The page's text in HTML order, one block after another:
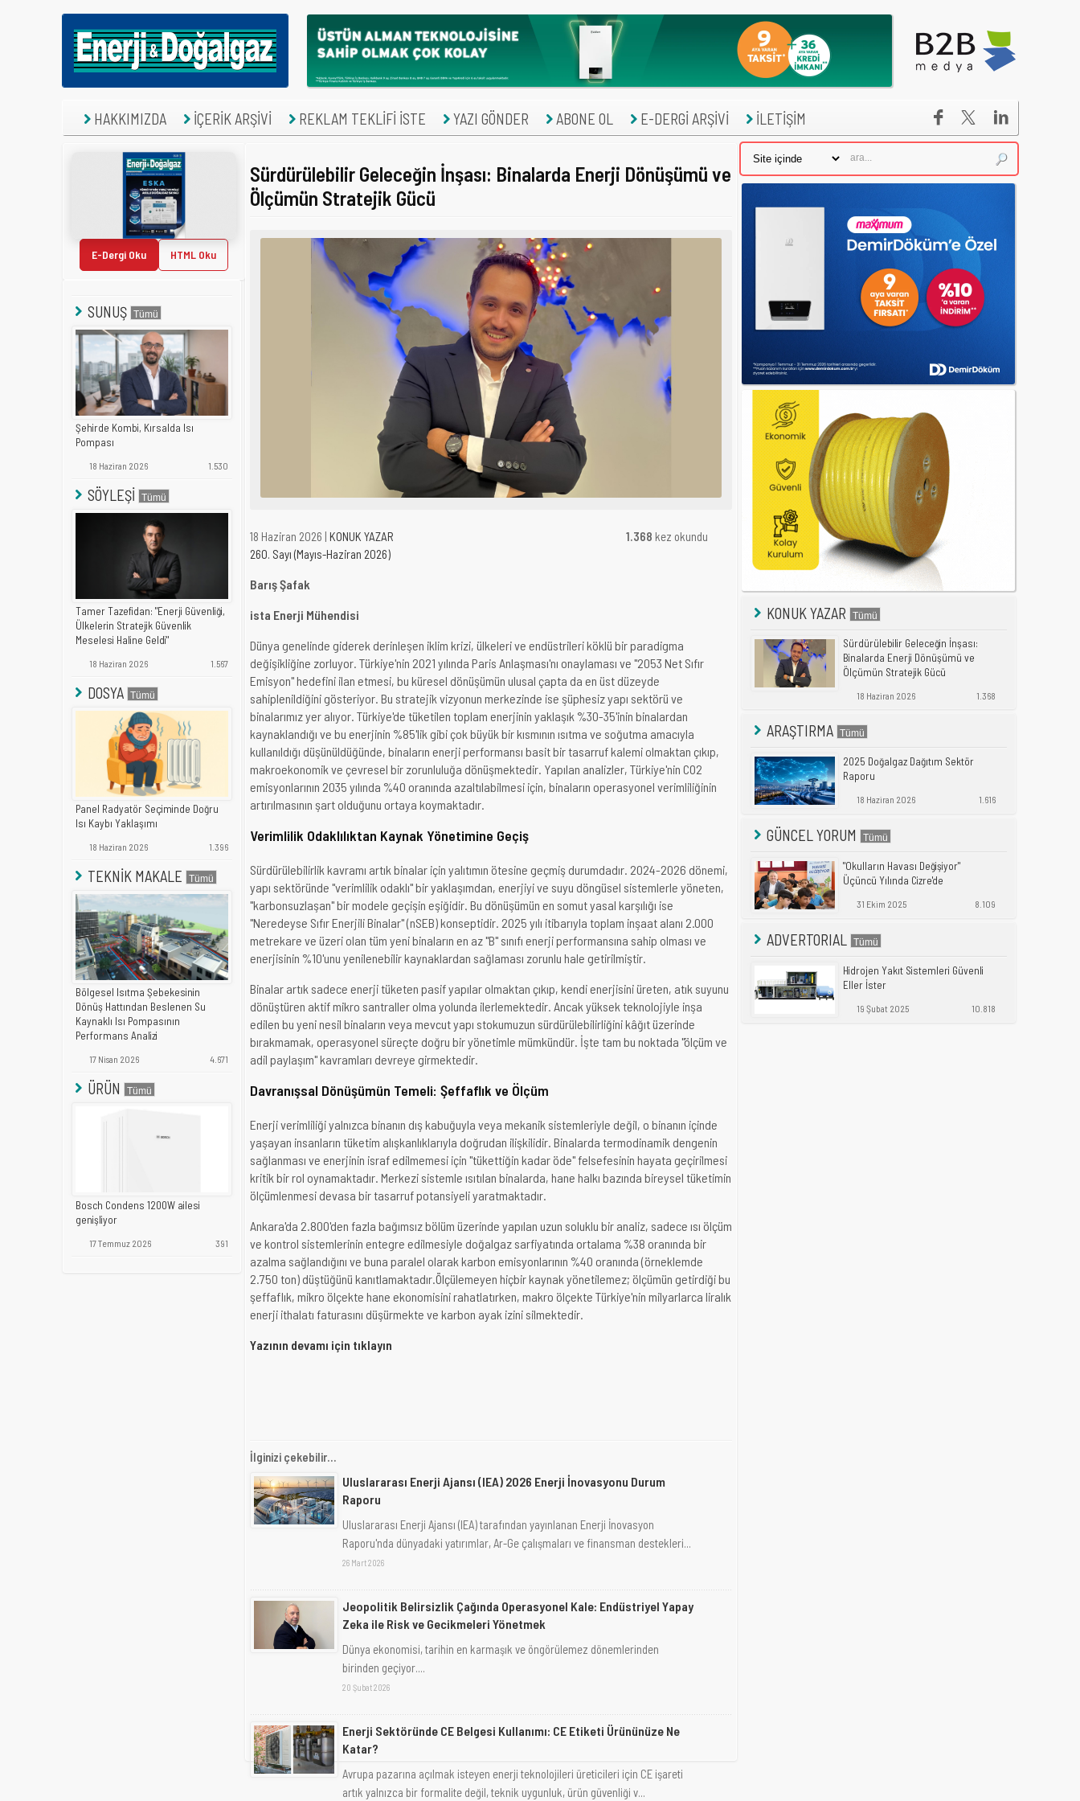
HAKKIMIZDA İÇERİK ARŞİVİ REKLAM TEKLİFİ İSTE YAZI GÖNDER ABONE OL E-DERGİ ARŞİVİ İLETİŞİM 

E-Dergi Oku HTML Oku
SUNUŞ
Şehirde Kombi, Kırsalda Isı
Pompası
18 Haziran 2026 1.530
SÖYLEŞİ
Tamer Tazefidan: "Enerji Güvenliği,
Ülkelerin Stratejik Güvenlik
Meselesi Haline Geldi"
18 Haziran 2026 1.567
DOSYA
Panel Radyatör Seçiminde Doğru
Isı Kaybı Yaklaşımı
18 Haziran 2026 1.396
TEKNİK MAKALE
Bölgesel Isıtma Şebekesinin
Dönüş Hattından Beslenen Su
Kaynaklı Isı Pompasının
Performans Analizi
17 Nisan 2026 4.671
ÜRÜN
Bosch Condens 1200W ailesi
genişliyor
17 Temmuz 2026 391
Sürdürülebilir Geleceğin İnşası: Binalarda Enerji Dönüşümü ve
Ölçümün Stratejik Gücü
18 Haziran 2026 | KONUK YAZAR
260. Sayı (Mayıs-Haziran 2026)
1.368 kez okundu
Barış Şafak
ista Enerji Mühendisi
Dünya genelinde giderek derinleşen iklim krizi, ülkeleri ve endüstrileri köklü bir paradigma
değişikliğine zorluyor. Türkiye'nin 2021 yılında Paris Anlaşması'nı onaylaması ve "2053 Net Sıfır
Emisyon" hedefini ilan etmesi, bu küresel dönüşümün ulusal çapta da en üst düzeyde
sahiplenildiğini gösteriyor. Bu stratejik vizyonun merkezinde ise şüphesiz yapı sektörü ve
binalarımız yer alıyor. Türkiye'de tüketilen toplam enerjinin yaklaşık %30-35'inin binalardan
kaynaklandığı ve bu enerjinin %85'lik gibi çok büyük bir kısmının ısıtma ve soğutma amacıyla
kullanıldığı düşünüldüğünde, binaların enerji performansı basit bir tasarruf kalemi olmaktan çıkıp,
makroekonomik ve çevresel bir zorunluluğa dönüşmektedir. Yapılan analizler, Türkiye'nin CO2
emisyonlarının 2035 yılında %40 oranında azaltılabilmesi için, binaların operasyonel verimliliğinin
artırılmasının şart olduğunu ortaya koymaktadır.
Verimlilik Odaklılıktan Kaynak Yönetimine Geçiş
Sürdürülebilirlik kavramı artık binalar için yalıtımın ötesine geçmiş durumdadır. 2024-2026 dönemi,
yapı sektöründe "verimlilik odaklı" bir yaklaşımdan, enerjiyi ve suyu döngüsel sistemlerle yöneten,
"karbonsuzlaşan" bir modele geçişin eşiğidir. Bu dönüşümün en somut yasal karşılığı ise
"Neredeyse Sıfır Enerjili Binalar" (nSEB) konseptidir. 2025 yılı itibarıyla toplam inşaat alanı 2.000
metrekare ve üzeri olan tüm yeni binaların en az "B" sınıfı enerji performansına sahip olması ve
enerjisinin %10'unu yenilenebilir kaynaklardan sağlaması zorunlu hale getirilmiştir.
Binalar artık sadece enerji tüketen pasif yapılar olmaktan çıkıp, kendi enerjisini üreten, atık suyunu
dönüştüren aktif mikro santraller olma yolunda ilerlemektedir. Ancak yüksek teknolojiyle inşa
edilen bu yeni nesil binaların veya mevcut yapı stokumuzun sürdürülebilirliğini kâğıt üzerinde
bırakmamak, operasyonel süreçte doğru bir yönetimle mümkündür. İşte tam bu noktada "ölçüm ve
adil paylaşım" kavramları devreye girmektedir.
Davranışsal Dönüşümün Temeli: Şeffaflık ve Ölçüm
Enerji verimliliği yalnızca binanın dış kabuğuyla veya mekanik sistemleriyle değil, o binanın içinde
yaşayan insanların tüketim alışkanlıklarıyla doğrudan ilişkilidir. Binalarda termodinamik dengenin
sağlanması ve enerjinin israf edilmemesi için "tükettiğin kadar öde" felsefesinin hayata geçirilmesi
kritik bir rol oynamaktadır. Merkezi sistemle ısıtılan binalarda, hane halkı bazında bireysel tüketimin
ölçümlenmesi devasa bir tasarruf potansiyeli yaratmaktadır.
Ankara'da 2.800'den fazla bağımsız bölüm üzerinde yapılan uzun soluklu bir analiz, sadece ısı ölçüm
ve kontrol sistemlerinin entegre edilmesiyle doğalgaz sarfiyatında ortalama %38 oranında bir
azalma sağlandığını ve buna paralel olarak karbon emisyonlarının %40 oranında (örneklemde
2.750 ton) düştüğünü kanıtlamaktadır.Ölçülemeyen hiçbir kaynak yönetilemez; ölçümün getirdiği bu
şeffaflık, mikro ölçekte hane ekonomisini rahatlatırken, makro ölçekte Türkiye'nin milyarlarca liralık
enerji ithalatı faturasını düşürmekte ve karbon ayak izini silmektedir.
Yazının devamı için tıklayın
İlginizi çekebilir...
Uluslararası Enerji Ajansı (IEA) 2026 Enerji İnovasyonu Durum
Raporu
Uluslararası Enerji Ajansı (IEA) tarafından yayınlanan Enerji İnovasyon
Raporu'nda dünyadaki yatırımlar, Ar-Ge çalışmaları ve finansman destekleri...
26 Mart 2026
Jeopolitik Belirsizlik Çağında Operasyonel Kale: Endüstriyel Yapay
Zeka ile Risk ve Gecikmeleri Yönetmek
Dünya ekonomisi, tarihin en karmaşık ve öngörülemez dönemlerinden
birinden geçiyor....
20 Şubat 2026
Enerji Sektöründe CE Belgesi Kullanımı: CE Etiketi Ürününüze Ne
Katar?
Avrupa pazarına açılmak isteyen enerji teknolojileri üreticileri için CE işareti
artık yalnızca bir formalite değil, teknik uygunluk, ürün güvenliği v...
KONUK YAZAR
Sürdürülebilir Geleceğin İnşası:
Binalarda Enerji Dönüşümü ve
Ölçümün Stratejik Gücü
18 Haziran 2026 1.368
ARAŞTIRMA
2025 Doğalgaz Dağıtım Sektör
Raporu
18 Haziran 2026 1.616
GÜNCEL YORUM
"Okulların Havası Değişiyor"
Üçüncü Yılında Cizre'de
31 Ekim 2025 8.109
ADVERTORIAL
Hidrojen Yakıt Sistemleri Güvenli
Eller İster
19 Şubat 2025 10.818